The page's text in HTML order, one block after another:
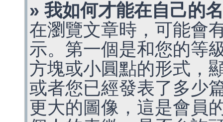
» 我如何才能在自己的
在瀏覽文章時，可能會
示。第一個是和您的等
方塊或小圓點的形式，
或者您已經發表了多少
更大的圖像，這是會員